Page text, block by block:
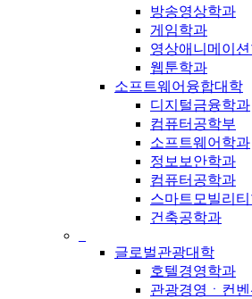
방송영상학과
게임학과
영상애니메이
웹툰학과
소프트웨어융합대학
디지털금융학과
컴퓨터공학부
소프트웨어학과
정보보안학과
컴퓨터공학과
스마트모빌리
건축공학과
글로벌관광대학
호텔경영학과
관광경영ㆍ컨